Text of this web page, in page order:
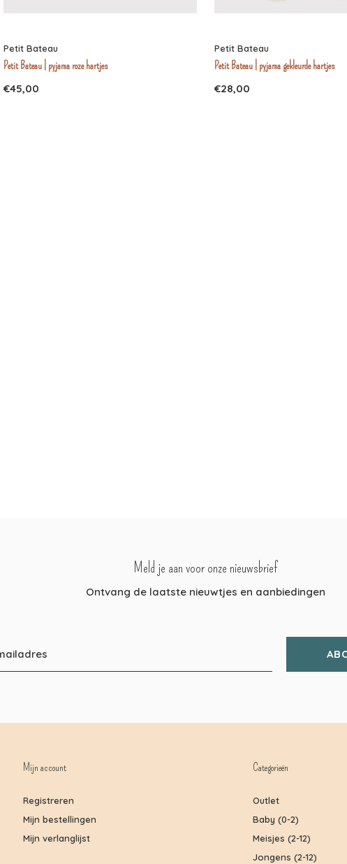
Petit Bateau
Petit Bateau | pyjama roze hartjes
€45,00
Petit Bateau
Petit Bateau | pyjama gekleurde hartjes
€28,00
Meld je aan voor onze nieuwsbrief
Ontvang de laatste nieuwtjes en aanbiedingen
Mijn account
Registreren
Mijn bestellingen
Mijn verlanglijst
Categorieën
Outlet
Baby (0-2)
Meisjes (2-12)
Jongens (2-12)